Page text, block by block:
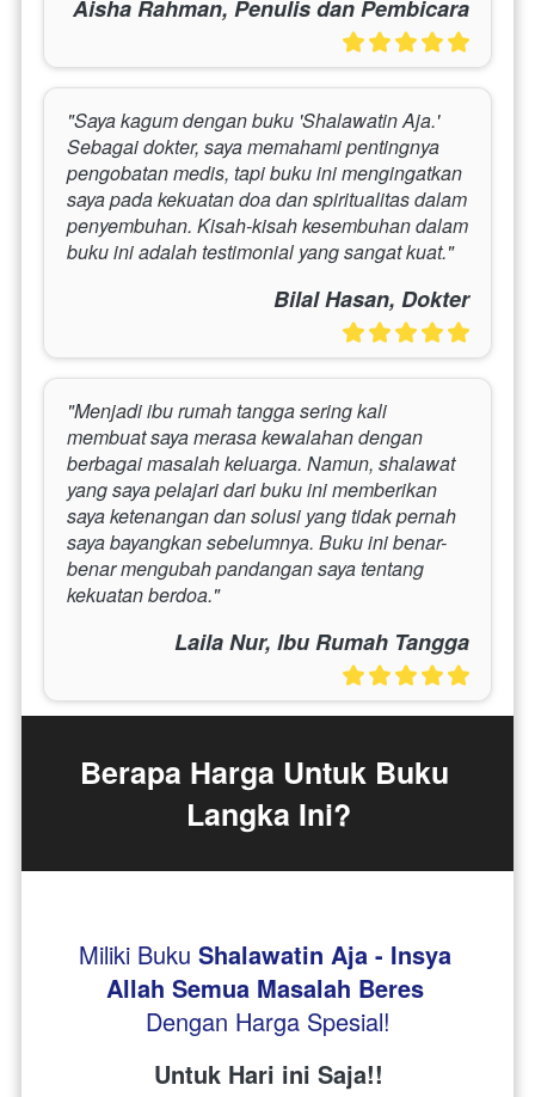
Aisha Rahman, Penulis dan Pembicara
"Saya kagum dengan buku 'Shalawatin Aja.'
Sebagai dokter, saya memahami pentingnya
pengobatan medis, tapi buku ini mengingatkan
saya pada kekuatan doa dan spiritualitas dalam
penyembuhan. Kisah-kisah kesembuhan dalam
buku ini adalah testimonial yang sangat kuat."
Bilal Hasan, Dokter
"Menjadi ibu rumah tangga sering kali
membuat saya merasa kewalahan dengan
berbagai masalah keluarga. Namun, shalawat
yang saya pelajari dari buku ini memberikan
saya ketenangan dan solusi yang tidak pernah
saya bayangkan sebelumnya. Buku ini benar-
benar mengubah pandangan saya tentang
kekuatan berdoa."
Laila Nur, Ibu Rumah Tangga
Berapa Harga Untuk Buku
Langka Ini?
Miliki Buku Shalawatin Aja - Insya
Allah Semua Masalah Beres
Dengan Harga Spesial!
Untuk Hari ini Saja!!